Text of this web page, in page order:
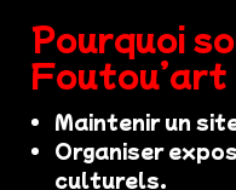
Pourquoi
Maintenir un
Organiser
culturels.